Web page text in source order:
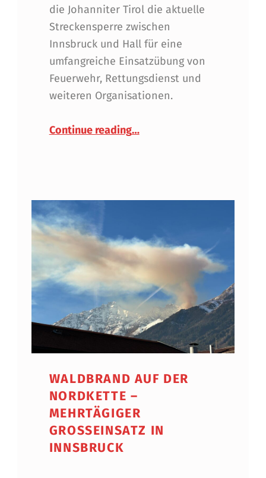
die Johanniter Tirol die aktuelle
Streckensperre zwischen
Innsbruck und Hall für eine
umfangreiche Einsatzübung von
Feuerwehr, Rettungsdienst und
weiteren Organisationen.
Continue reading…
WALDBRAND AUF DER
NORDKETTE –
MEHRTÄGIGER
GROSSEINSATZ IN I
NNSBRUCK